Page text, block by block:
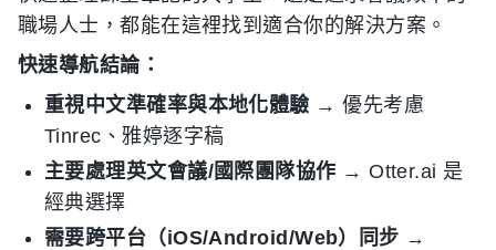
職場人士，都能在這裡找到適合你的解決方案。
快速導航結論：
重視中文準確率與本地化體驗 → 優先考慮
Tinrec、雅婷逐字稿
主要處理英文會議/國際團隊協作 → Otter.ai 是
經典選擇
需要跨平台（iOS/Android/Web）同步 →